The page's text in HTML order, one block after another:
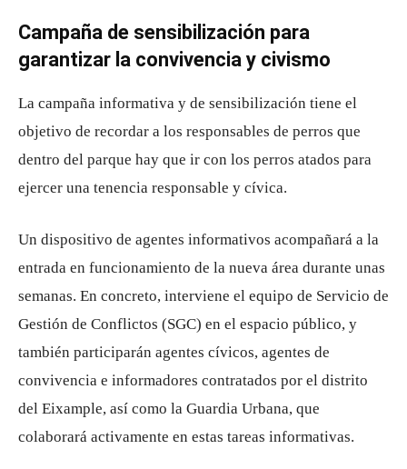
Campaña de sensibilización para
garantizar la convivencia y civismo
La campaña informativa y de sensibilización tiene el
objetivo de recordar a los responsables de perros que
dentro del parque hay que ir con los perros atados para
ejercer una tenencia responsable y cívica.
Un dispositivo de agentes informativos acompañará a la
entrada en funcionamiento de la nueva área durante unas
semanas. En concreto, interviene el equipo de Servicio de
Gestión de Conflictos (SGC) en el espacio público, y
también participarán agentes cívicos, agentes de
convivencia e informadores contratados por el distrito
del Eixample, así como la Guardia Urbana, que
colaborará activamente en estas tareas informativas.